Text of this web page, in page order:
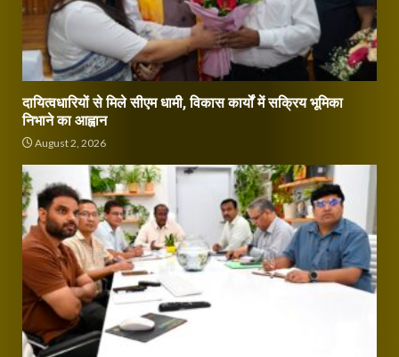
दायित्वधारियों से मिले सीएम धामी, विकास कार्यों में सक्रिय भूमिका
निभाने का आह्वान
August 2, 2026